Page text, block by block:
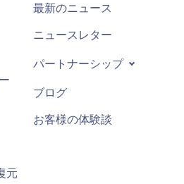
元
最新のニュース
ニュースレター
パートナーシップ
ブログ
お客様の体験談